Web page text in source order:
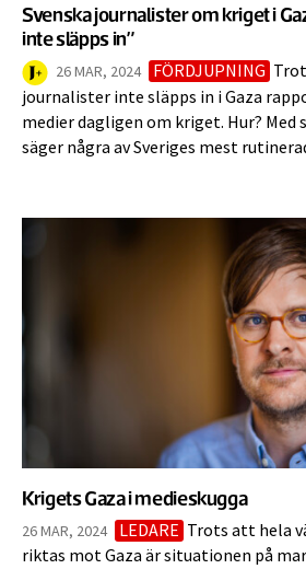
Svenska journalister om kriget i
inte släpps in”
26 MAR, 2024 FÖRDJUPNING
journalister inte släpps in i Gaza
medier dagligen om kriget. Hur? Med
säger några av Sveriges mest
Krigets Gaza i medieskugga
26 MAR, 2024 LEDARE Trots att hela
riktas mot Gaza är situationen på